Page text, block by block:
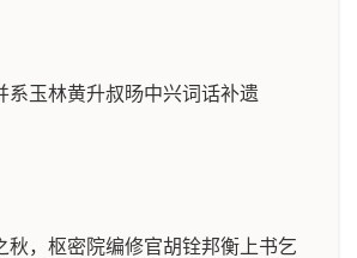
系玉林黄升叔旸中兴词话补遗
，枢密院编修官胡铨邦衡上书乞